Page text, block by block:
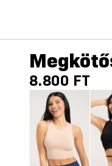
8.800 FT